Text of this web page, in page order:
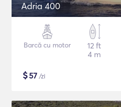
Adria 400
Barcă cu motor
12 ft
4 m
$57 /zi